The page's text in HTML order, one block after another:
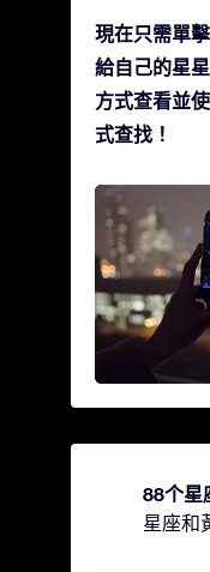
現在只需單
給自己的星
方式查看並
式查找！
88个星
星座和